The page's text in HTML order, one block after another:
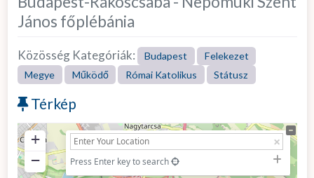
János főplébánia
Közösség Kategóriák: Budapest
Felekezet
Megye
Működő Római Katolikus Státusz
Térkép
+
−
Press Enter key to search